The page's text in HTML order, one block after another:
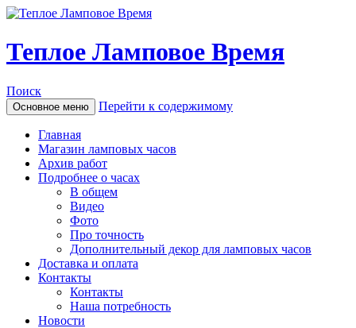
Теплое Ламповое Время
Поиск
Основное меню Перейти к содержимому
Главная
Магазин ламповых часов
Архив работ
Подробнее о часах
В общем
Видео
Фото
Про точность
Дополнительный декор для ламповых часов
Доставка и оплата
Контакты
Контакты
Наша потребность
Новости